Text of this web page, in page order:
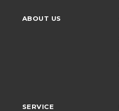
ABOUT US
SERVICE